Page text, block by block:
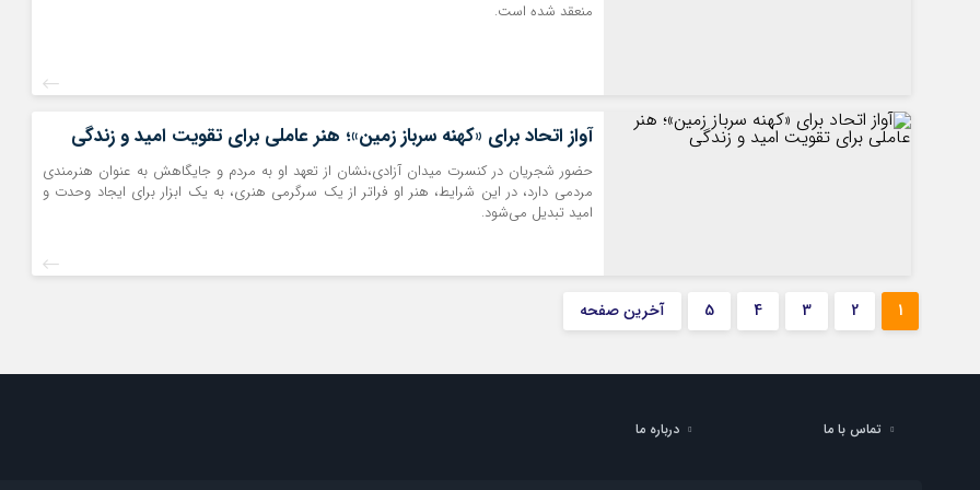
منعقد شده است.
آواز اتحاد برای «کهنه سرباز زمین»؛ هنر عاملی برای تقویت امید و زندگی
حضور شجریان در کنسرت میدان آزادی،نشان از تعهد او به مردم و جایگاهش به عنوان هنرمندی
مردمی دارد، در این شرایط، هنر او فراتر از یک سرگرمی هنری، به یک ابزار برای ایجاد وحدت و
امید تبدیل می‌شود.
1
2
3
4
5 آخرین صفحه
تماس با ما درباره ما